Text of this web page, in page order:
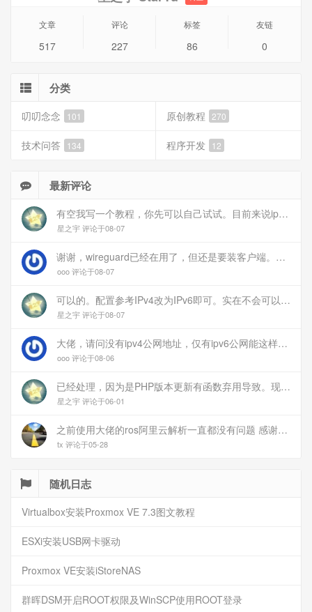
请自建PHP服务器用来解析。由于使用本接口出现的任何安
全问题，本人概不负责。这边只能保证本人不会去做任何后
以管理账号下的所有域名）。
源代码
#PPPoE :local pppoe "pppoe-out1" #DNSPOD Token :local
名 :local record "op1" :local domain "77bx.com" #以下非专
业人士请勿修改 :global ipold :local ipnew [/ip address get
[/ip address find interface=$pppoe] address] :set ipnew
[:pick $ipnew 0 ([len $ipnew] -3)] :if ($ipnew != $ipold ) do={
:local response [/tool fetch http-method="post"
data=$postdata as-value output=user] :if ($response-
>"data" = "0") do={ :log info "DDNS: changed $ipold to
$ipnew" :set ipold $ipnew } }
以上脚本需要修改pppoe（宽带拨号的名称），secretid，
注意：ROS可以设置定时1分钟执行一次脚本，脚本中带有ip
是否相同判断，相同就不执行；然后是我做的API接口后台中
况。
文章
517
评论
227
标签
86
友链
0
分类
叨叨念念 101 原创教程 270
技术问答 134 程序开发 12
最新评论
有空我写一个教程，你先可以自己试试。目前来说ipv6应该没问题的。
星之宇 评论于08-07
谢谢，wireguard已经在用了，但还是要装客户端。您这个方案连客户端都免了
ooo 评论于08-07
可以的。配置参考IPv4改为IPv6即可。实在不会可以用wireguard，这个简单和稳定
星之宇 评论于08-07
大佬，请问没有ipv4公网地址，仅有ipv6公网能这样玩吗？
ooo 评论于08-06
已经处理，因为是PHP版本更新有函数弃用导致。现已经修复
星之宇 评论于06-01
之前使用大佬的ros阿里云解析一直都没有问题 感谢大佬 但上个月开始阿里云的解析返回日志总是出错 日志值为alidns update error,不知为什么 所以请教一下大佬
tx 评论于05-28
随机日志
Virtualbox安装Proxmox VE 7.3图文教程
ESXi安装USB网卡驱动
Proxmox VE安装iStoreNAS
群晖DSM开启ROOT权限及WinSCP使用ROOT登录